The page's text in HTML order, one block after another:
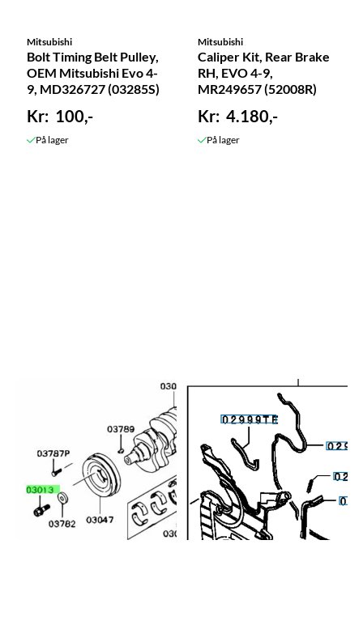
Mitsubishi
Bolt Timing Belt Pulley,
OEM Mitsubishi Evo 4-
9, MD326727 (03285S)
100,-
På lager
Mitsubishi
Caliper Kit, Rear Brake
RH, EVO 4-9,
MR249657 (52008R)
4.180,-
På lager